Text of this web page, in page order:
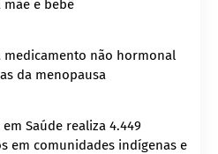
e bebê
medicamento não hormonal
da menopausa
Saúde realiza 4.449
em comunidades indígenas e